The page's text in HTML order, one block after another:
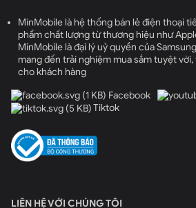
Chính vì vậy, người dùng sẽ chụp
chi tiết hơn tới 4 lần và kích thước
lên 65%.
MinMobile là hệ thống bán lẻ điện thoại
phẩm chất lượng từ thương hiệu như
MinMobile là đại lý uỷ quyền của
mang đến trải nghiệm mua sắm tuyệt
cho khách hàng
Facebook
Tiktok
LIÊN HỆ VỚI CHÚNG TÔI